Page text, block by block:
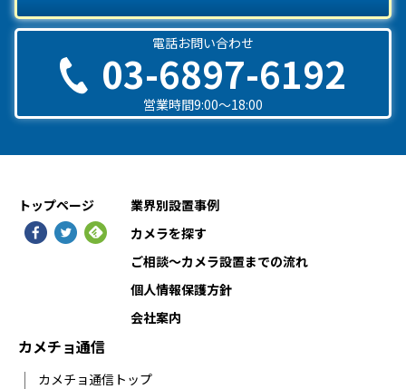
電話お問い合わせ
03-6897-6192
営業時間9:00〜18:00
トップページ
業界別設置事例
カメラを探す
ご相談〜カメラ設置までの流れ
個人情報保護方針
会社案内
カメチョ通信
カメチョ通信トップ